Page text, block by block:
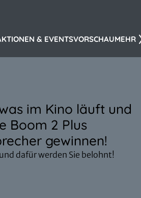
& EVENTSVORSCHAUMEHR
im Kino läuft und
Boom 2 Plus
gewinnen!
dafür werden Sie belohnt!